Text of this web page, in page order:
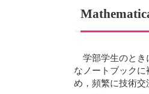
学部学生のと
なノートブック
め，頻繁に技術交